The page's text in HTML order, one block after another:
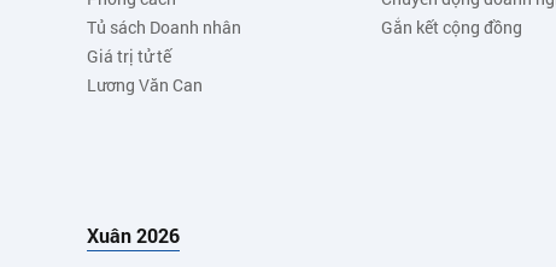
Tủ sách Doanh nhân
Giá trị tử tế
Lương Văn Can
Gắn kết cộng đồng
Xuân 2026